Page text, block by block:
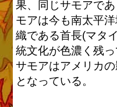
果、同じサモアで
モアは今も南太平
織である首長(マタ
統文化が色濃く残
サモアはアメリカ
となっている。